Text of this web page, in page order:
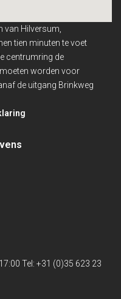
van Hilversum,
tien minuten te voet
centrumring de
worden voor
de uitgang Brinkweg
Tel: +31 (0)35 623 23